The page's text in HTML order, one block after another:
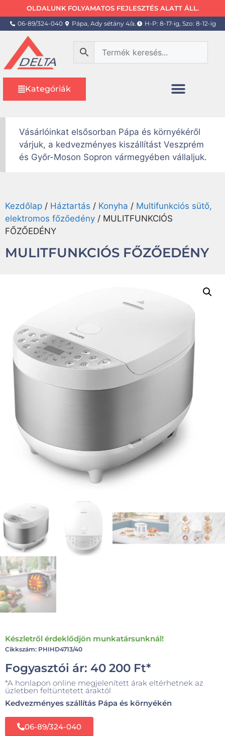
OLDALUNK FOLYAMATOS FEJLESZTÉS ALATT ÁLL.
06-89/324-040 Pápa, Ady sétány 4/a. H-P: 8-17-ig, Szo: 8-12-ig
Kategóriák
Vásárlóinkat elsősorban Pápa és környékéről
várjuk, a kedvezményes kiszállítást Veszprém
és Győr-Moson Sopron vármegyében vállaljuk.
Kezdőlap / Háztartás / Konyha / Multifunkciós sütő,
elektromos főzőedény / MULITFUNKCIÓS
FŐZŐEDÉNY
MULITFUNKCIÓS FŐZŐEDÉNY
Készletről érdeklődjön munkatársunknál!
Cikkszám: PHIHD4713/40
Fogyasztói ár: 40 200 Ft*
*A honlapon online megjelenített árak eltérhetnek az
üzletben feltüntetett áraktól
Kedvezményes szállítás Pápa és környékén
06-89/324-040